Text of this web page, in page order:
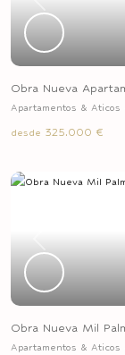
Obra Nueva
Apartamentos & Aticos
desde 325.000 €
Obra Nueva Mil
Apartamentos & Aticos